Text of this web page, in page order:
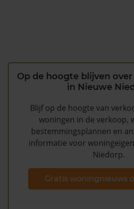
Op de hoogte blijven
in Nieuwe
Blijf op de hoogte van
woningen in de verkoop,
bestemmingsplannen en
informatie voor
Niedorp.
Gratis woningnieuws